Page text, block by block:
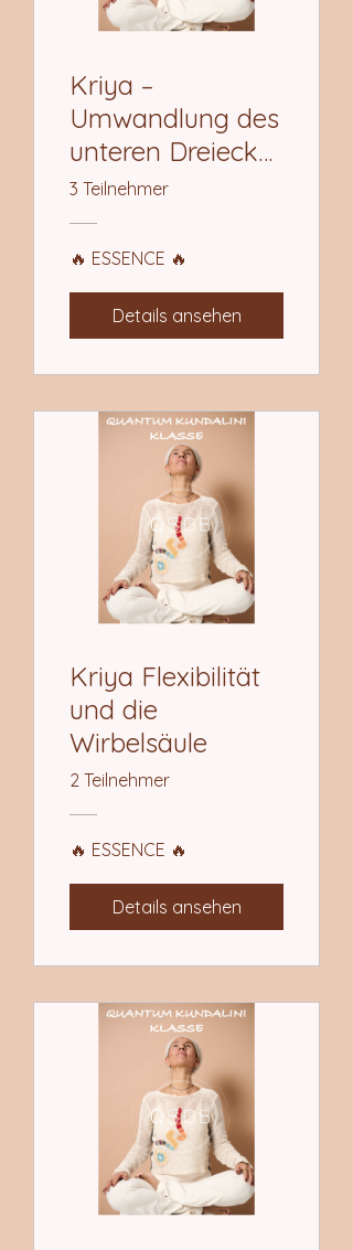
Kriya –
Umwandlung des
unteren Dreiecks
in das höhere
Dreieck
3 Teilnehmer
🔥 ESSENCE 🔥
Details ansehen
Kriya Flexibilität
und die
Wirbelsäule
2 Teilnehmer
🔥 ESSENCE 🔥
Details ansehen